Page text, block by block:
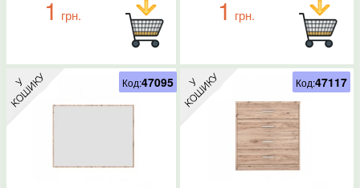
1 грн. 1 грн.
Код:47095 Код:47117